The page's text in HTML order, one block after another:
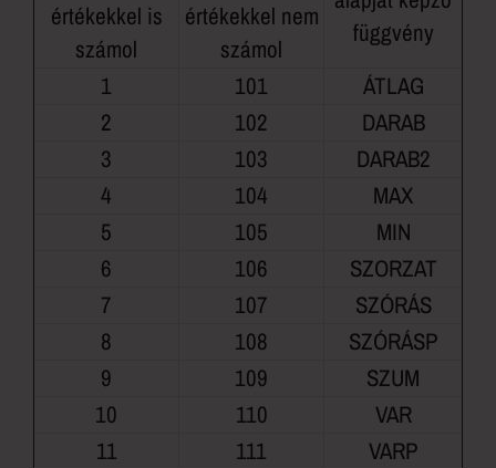
értékekkel is
számol
értékekkel nem
számol
függvény
1
101
ÁTLAG
2
102
DARAB
3
103
DARAB2
4
104
MAX
5
105
MIN
6
106
SZORZAT
7
107
SZÓRÁS
8
108
SZÓRÁSP
9
109
SZUM
10
110
VAR
11
111 VARP